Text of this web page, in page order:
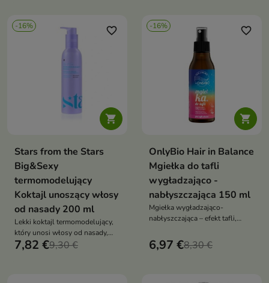
-16%

favorite_border
Stars from the Stars
Big&Sexy
termomodelujący
Koktajl unoszący włosy
od nasady 200 ml
Lekki koktajl termomodelujący,
który unosi włosy od nasady,
zapewnia efekt „mega volume” i
7,82 €9,30 €
-16%

favorite_border
OnlyBio Hair in Balance
Mgiełka do tafli
wygładzająco -
nabłyszczająca 150 ml
Mgiełka wygładzająco-
nabłyszczająca – efekt tafli,
kukui i arganowy, wegańska
formuła z zapachem wanilii i
6,97 €8,30 €